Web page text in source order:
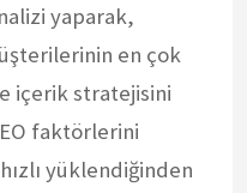
yaparak,
en çok
içerik stratejisini
faktörlerini
yüklendiğinden